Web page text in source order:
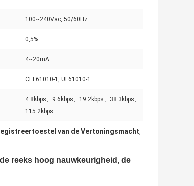
100~240Vac, 50/60Hz
0,5%
4~20mA
CEI 61010-1, UL61010-1
4.8kbps、9.6kbps、19.2kbps、38.3kbps、
115.2kbps
van de Vertoningsmacht,
reeks hoog nauwkeurigheid, de